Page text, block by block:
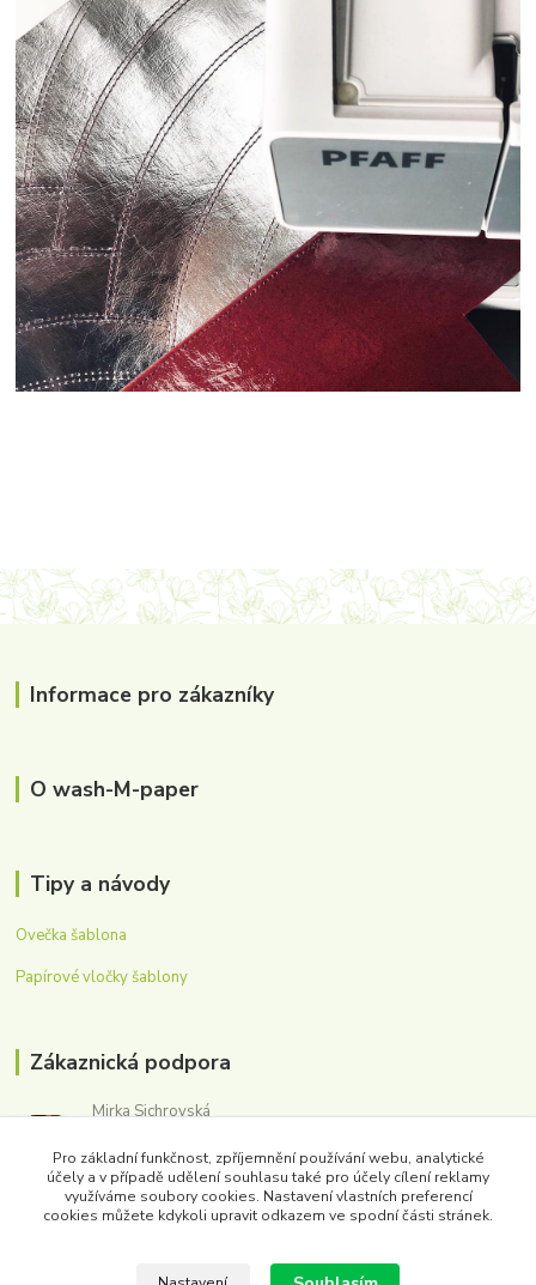
Informace pro zákazníky
O wash-M-paper
Tipy a návody
Ovečka šablona
Papírové vločky šablony
Zákaznická podpora
Mirka Sichrovská
(Po-Pá, 8-16 hod.)
obchod@washmpaper.cz
Pro základní funkčnost, zpříjemnění používání webu, analytické
účely a v případě udělení souhlasu také pro účely cílení reklamy
využíváme soubory cookies. Nastavení vlastních preferencí
cookies můžete kdykoli upravit odkazem ve spodní části stránek.